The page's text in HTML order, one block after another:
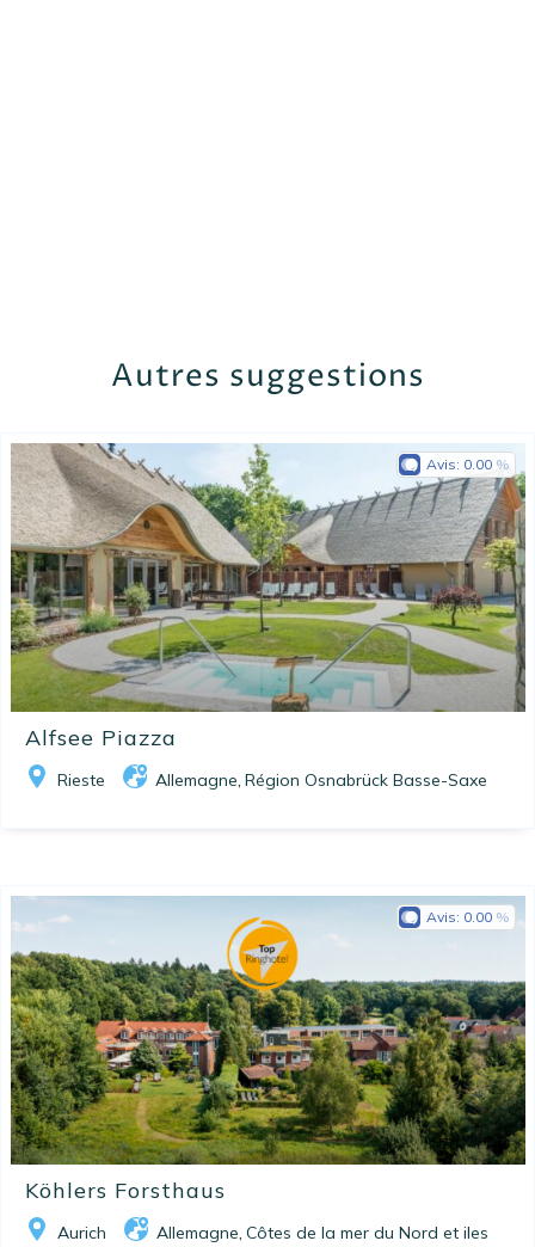
Autres suggestions
Alfsee Piazza
Rieste Allemagne, Région Osnabrück Basse-Saxe
Avis: 0.00
Köhlers Forsthaus
Aurich Allemagne, Côtes de la mer du Nord et iles
Avis: 0.00